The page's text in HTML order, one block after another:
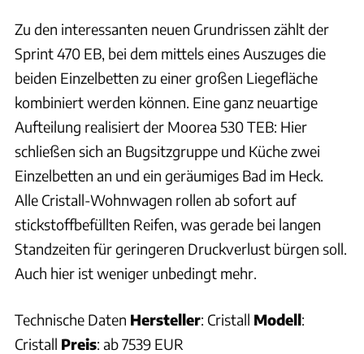
Zu den interessanten neuen Grundrissen zählt der
Sprint 470 EB, bei dem mittels eines Auszuges die
beiden Einzelbetten zu einer großen Liegefläche
kombiniert werden können. Eine ganz neuartige
Aufteilung realisiert der Moorea 530 TEB: Hier
schließen sich an Bugsitzgruppe und Küche zwei
Einzelbetten an und ein geräumiges Bad im Heck.
Alle Cristall-Wohnwagen rollen ab sofort auf
stickstoffbefüllten Reifen, was gerade bei langen
Standzeiten für geringeren Druckverlust bürgen soll.
Auch hier ist weniger unbedingt mehr.
Technische Daten Hersteller: Cristall Modell:
Cristall Preis: ab 7539 EUR